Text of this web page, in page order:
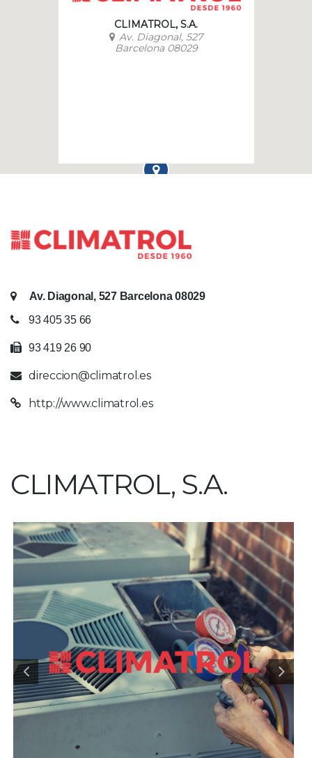
CLIMATROL, S.A.
Av. Diagonal, 527
Barcelona 08029
Av. Diagonal, 527 Barcelona 08029
93 405 35 66
93 419 26 90
direccion@climatrol.es
http://www.climatrol.es
CLIMATROL, S.A.